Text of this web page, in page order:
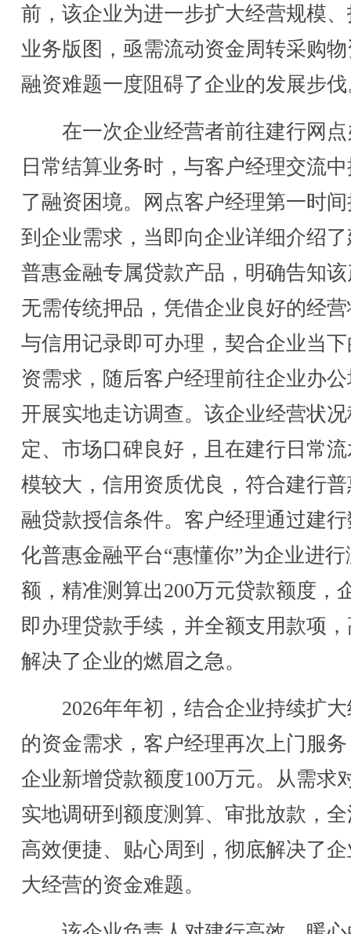
前，该企业为进一步扩大经营规模
业务版图，亟需流动资金周转采购
融资难题一度阻碍了企业的发展步
在一次企业经营者前往建行网点
日常结算业务时，与客户经理交流
了融资困境。网点客户经理第一时
到企业需求，当即向企业详细介绍
普惠金融专属贷款产品，明确告知
无需传统押品，凭借企业良好的经
与信用记录即可办理，契合企业当
资需求，随后客户经理前往企业办
开展实地走访调查。该企业经营状
定、市场口碑良好，且在建行日常
模较大，信用资质优良，符合建行
融贷款授信条件。客户经理通过建
化普惠金融平台“惠懂你”为企业进行
额，精准测算出200万元贷款额度，
即办理贷款手续，并全额支用款项
解决了企业的燃眉之急。
2026年年初，结合企业持续扩大
的资金需求，客户经理再次上门服
企业新增贷款额度100万元。从需求
实地调研到额度测算、审批放款，
高效便捷、贴心周到，彻底解决了
大经营的资金难题。